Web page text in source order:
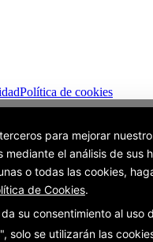
Política de cookies
para mejorar
mediante el análisis de sus
o todas las cookies,
de Cookies.
su consentimiento al uso
solo se utilizarán las